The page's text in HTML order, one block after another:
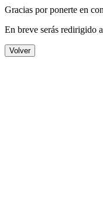
Gracias por ponerte en
En breve serás redirigido
Volver